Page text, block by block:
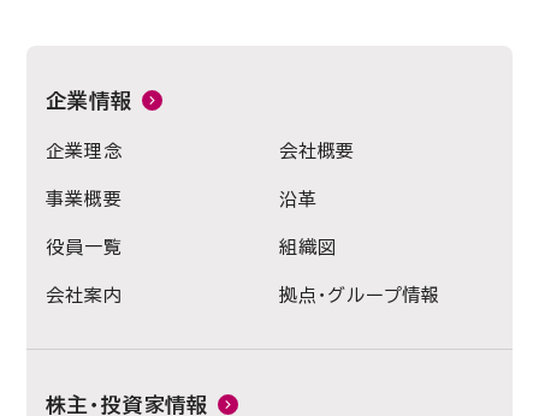
企業情報
企業理念 会社概要
事業概要 沿革
役員一覧 組織図
会社案内 拠点・グループ情報
株主・投資家情報